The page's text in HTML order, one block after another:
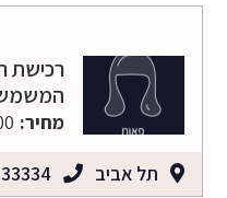
רכישת
מחיר: ₪
תל אביב